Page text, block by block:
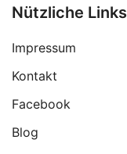
Nützliche Links
Impressum
Kontakt
Facebook
Blog